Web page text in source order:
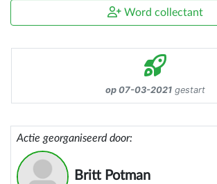
Word collectant
op 07-03-2021 gestart
Actie georganiseerd door:
Britt Potman